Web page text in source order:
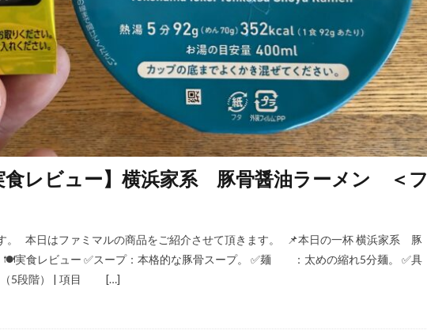
食レビュー】横浜家系 豚骨醤油ラーメン ＜フ
。 本日はファミマルの商品をご紹介させて頂きます。 📌本日の一杯 横浜家系 豚
食レビュー ✅スープ：本格的な豚骨スープ。 ✅麺 ：太めの縮れ5分麺。 ✅具
（5段階） | 項目 […]